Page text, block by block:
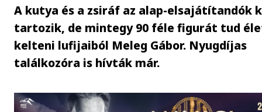
A kutya és a zsiráf az alap-elsajátítandók
tartozik, de mintegy 90 féle figurát tud
kelteni lufijaiból Meleg Gábor. Nyugdíjas
találkozóra is hívták már.